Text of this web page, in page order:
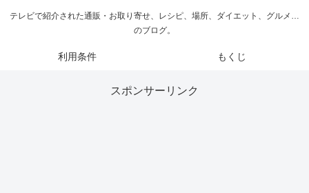
テレビで紹介された通販・お取り寄せ、レシピ、場所、ダイエット、グルメ…
のブログ。
利用条件 もくじ
スポンサーリンク